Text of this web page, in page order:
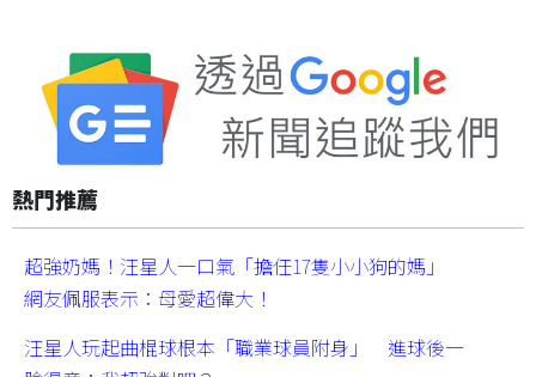
熱門推薦
超強奶媽！汪星人一口氣「擔任17隻小小狗的媽」
網友佩服表示：母愛超偉大！
汪星人玩起曲棍球根本「職業球員附身」 進球後一